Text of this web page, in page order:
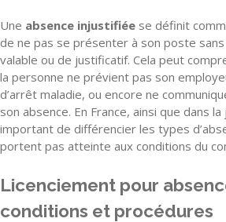
Une absence injustifiée se définit
de ne pas se présenter à son poste sans
valable ou de justificatif. Cela peut
la personne ne prévient pas son
d’arrêt maladie, ou encore ne
son absence. En France, ainsi que dans
important de différencier les types
portent pas atteinte aux conditions du
Licenciement pour
conditions et procédures